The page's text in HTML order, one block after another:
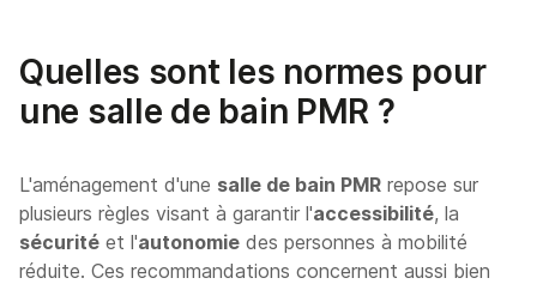
Quelles sont les normes pour
une salle de bain PMR ?
L'aménagement d'une salle de bain PMR repose sur
plusieurs règles visant à garantir l'accessibilité, la
sécurité et l'autonomie des personnes à mobilité
réduite. Ces recommandations concernent aussi bien